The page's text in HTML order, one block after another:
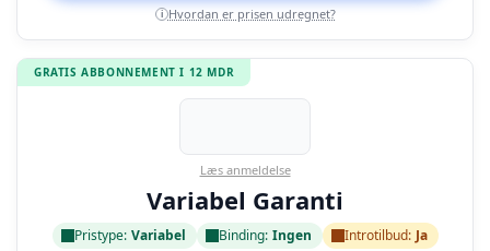
i Hvordan er prisen udregnet?
GRATIS ABBONNEMENT I 12 MDR
Læs anmeldelse
Variabel Garanti
Pristype: Variabel Binding: Ingen Introtilbud: Ja